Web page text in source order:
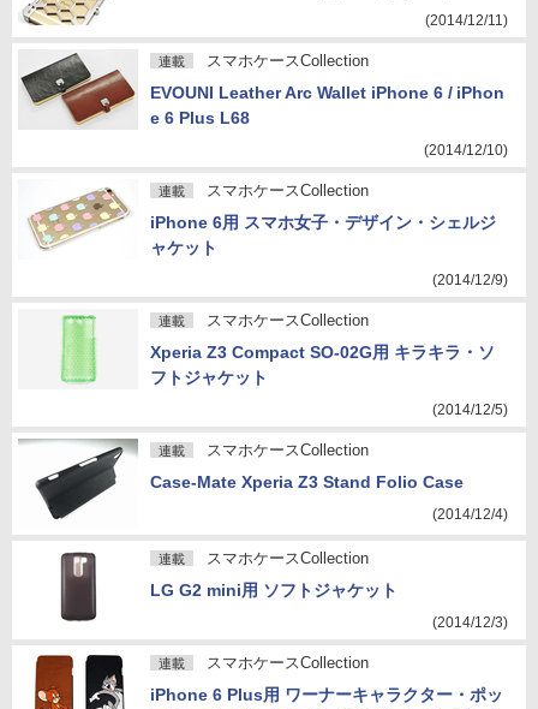
(2014/12/11)
連載 スマホケースCollection
EVOUNI Leather Arc Wallet iPhone 6 / iPhon
e 6 Plus L68
(2014/12/10)
連載 スマホケースCollection
iPhone 6用 スマホ女子・デザイン・シェルジ
ャケット
(2014/12/9)
連載 スマホケースCollection
Xperia Z3 Compact SO-02G用 キラキラ・ソ
フトジャケット
(2014/12/5)
連載 スマホケースCollection
Case-Mate Xperia Z3 Stand Folio Case
(2014/12/4)
連載 スマホケースCollection
LG G2 mini用 ソフトジャケット
(2014/12/3)
連載 スマホケースCollection
iPhone 6 Plus用 ワーナーキャラクター・ポッ